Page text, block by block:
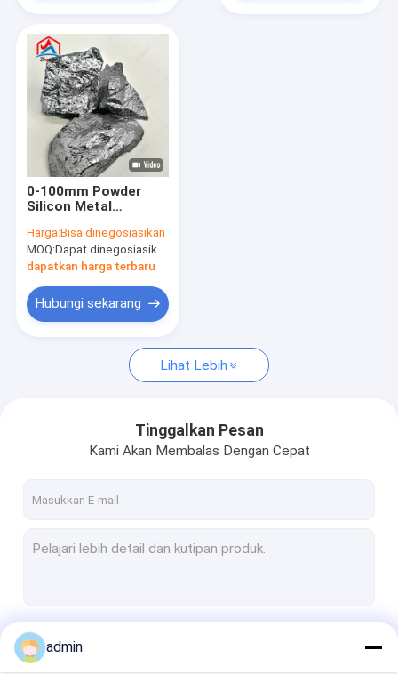
Ferro Mangan
Ingot Logam Magnesium
Carbon Ferro Chrome
Mineral Tanah Langka
Bubuk silikon karbida
Paduan Silikon Kalsium
Besi Titanium
Ferro vanadium
Rekarburator
0-100mm Powder
Silicon Metal
Penyediaan
Profesionalisme
Harga:Bisa dinegosiasikan
MOQ:Dapat dinegosiasikan
dapatkan harga terbaru
Hubungi sekarang
Lihat Lebih
Tinggalkan Pesan
Kami Akan Membalas Dengan Cepat
admin